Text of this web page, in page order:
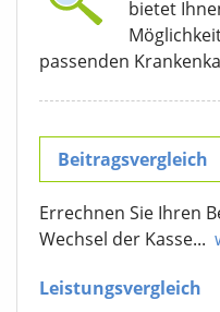
bietet
passenden
Beitragsvergleich
Errechnen Sie Ihren
Wechsel der Kasse...
Leistungsvergleich